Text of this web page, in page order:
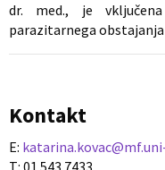
dr. med., je
parazitarnega obstajanja
Kontakt
E:
T: 01 543 7433